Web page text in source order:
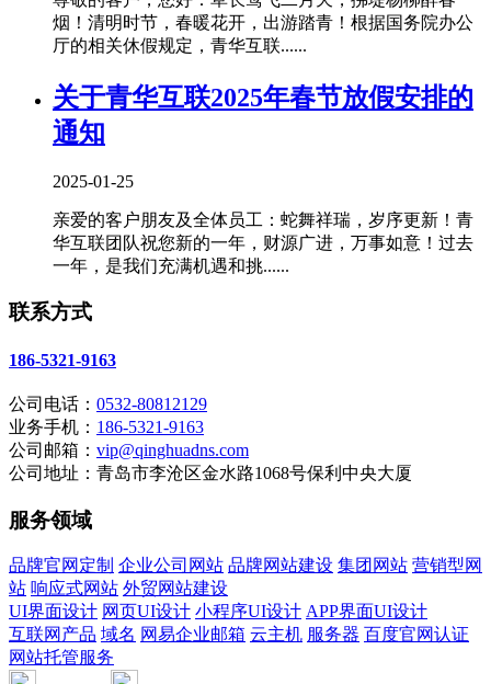
烟！清明时节，春暖花开，出游踏青！根据国务院办公
厅的相关休假规定，青华互联......
关于青华互联2025年春节放假安排的
通知
2025-01-25
亲爱的客户朋友及全体员工：蛇舞祥瑞，岁序更新！青
华互联团队祝您新的一年，财源广进，万事如意！过去
一年，是我们充满机遇和挑......
联系方式
186-5321-9163
公司电话： 0532-80812129
业务手机： 186-5321-9163
公司邮箱： vip@qinghuadns.com
公司地址：青岛市李沧区金水路1068号保利中央大厦
服务领域
品牌官网定制 企业公司网站 品牌网站建设 集团网站 营销型网
站 响应式网站 外贸网站建设
UI界面设计 网页UI设计 小程序UI设计 APP界面UI设计
互联网产品 域名 网易企业邮箱 云主机 服务器 百度官网认证
网站托管服务